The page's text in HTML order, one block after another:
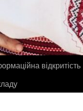
відкритість